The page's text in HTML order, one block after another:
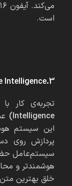
است.
3.Apple Intelligence: هوشمندی که با شما همراه است
تجربه‌ی کار با آیفون
Intelligence)
این سیستم
پردازش روی
هوشمندتر و
خلق بهترین